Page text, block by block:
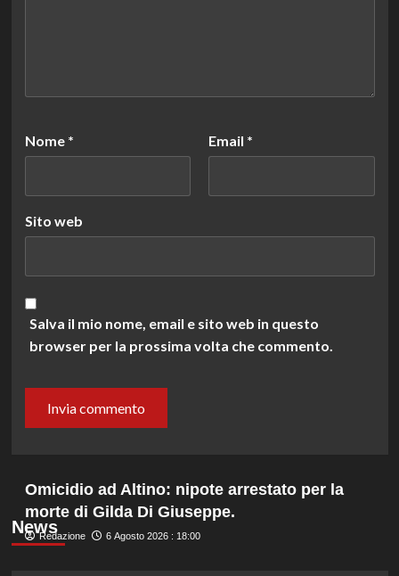
Nome * Email *
Sito web
Salva il mio nome, email e sito web in questo
browser per la prossima volta che commento.
News
Omicidio ad Altino: nipote arrestato per la
morte di Gilda Di Giuseppe.
Redazione 6 Agosto 2026 : 18:00